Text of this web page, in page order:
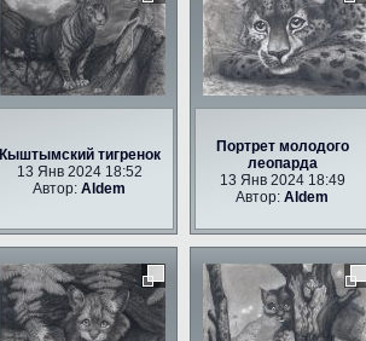
Кыштымский тигренок
13 Янв 2024 18:52
Автор:Aldem
Портрет молодого
леопарда
13 Янв 2024 18:49
Автор:Aldem